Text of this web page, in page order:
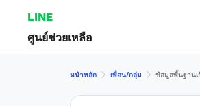
LINE
ศูนย์ช่วยเหลือ
หน้าหลัก เพื่อน/กลุ่ม ข้อมูลพื้นฐาน